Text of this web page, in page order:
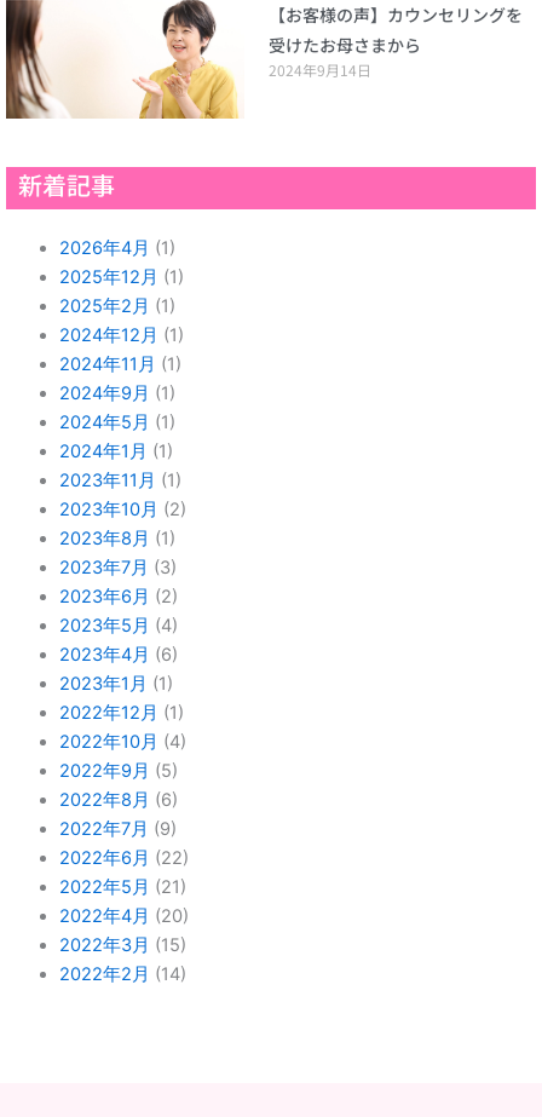
【お客様の声】カウンセリングを
受けたお母さまから
2024年9月14日
新着記事
2026年4月 (1)
2025年12月 (1)
2025年2月 (1)
2024年12月 (1)
2024年11月 (1)
2024年9月 (1)
2024年5月 (1)
2024年1月 (1)
2023年11月 (1)
2023年10月 (2)
2023年8月 (1)
2023年7月 (3)
2023年6月 (2)
2023年5月 (4)
2023年4月 (6)
2023年1月 (1)
2022年12月 (1)
2022年10月 (4)
2022年9月 (5)
2022年8月 (6)
2022年7月 (9)
2022年6月 (22)
2022年5月 (21)
2022年4月 (20)
2022年3月 (15)
2022年2月 (14)